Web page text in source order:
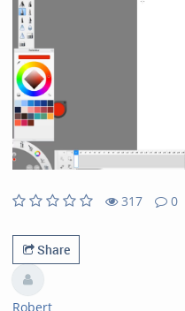
317
0
Share
Robert